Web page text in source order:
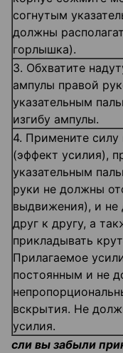
согнутым
должны
горлышка).
3. Обхватите
ампулы правой
указательным
изгибу ампулы.
4. Примените
(эффект усилия),
указательным
руки не должны
выдвижения), и не
друг к другу, а
прикладывать
Прилагаемое
постоянным и не
вскрытия. Не
усилия.
сли вы забыли